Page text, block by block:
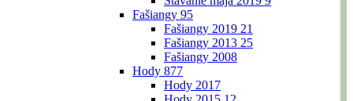
Fašiangy 95
Fašiangy 2019 21
Fašiangy 2013 25
Fašiangy 2008
Hody 877
Hody 2017